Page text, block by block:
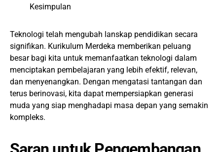
Kesimpulan
Teknologi telah mengubah lanskap pendidikan secara
signifikan. Kurikulum Merdeka memberikan peluang
besar bagi kita untuk memanfaatkan teknologi dalam
menciptakan pembelajaran yang lebih efektif, relevan,
dan menyenangkan. Dengan mengatasi tantangan dan
terus berinovasi, kita dapat mempersiapkan generasi
muda yang siap menghadapi masa depan yang semakin
kompleks.